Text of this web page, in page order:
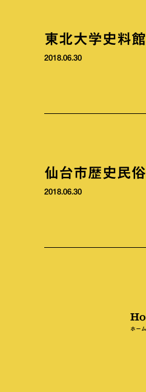
東北大学史料
2018.06.30
仙台市歴史民
2018.06.30
ホーム